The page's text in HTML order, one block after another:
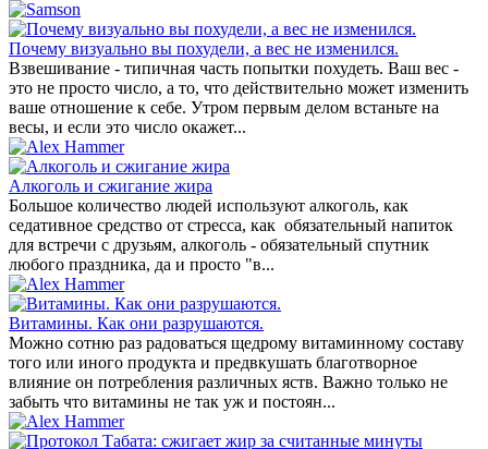
Почему визуально вы похудели, а вес не изменился.
Взвешивание - типичная часть попытки похудеть. Ваш вес -
это не просто число, а то, что действительно может изменить
ваше отношение к себе. Утром первым делом встаньте на
весы, и если это число окажет...
Алкоголь и сжигание жира
Большое количество людей используют алкоголь, как
седативное средство от стресса, как обязательный напиток
для встречи с друзьям, алкоголь - обязательный спутник
любого праздника, да и просто "в...
Витамины. Как они разрушаются.
Можно сотню раз радоваться щедрому витаминному составу
того или иного продукта и предвкушать благотворное
влияние он потребления различных яств. Важно только не
забыть что витамины не так уж и постоян...